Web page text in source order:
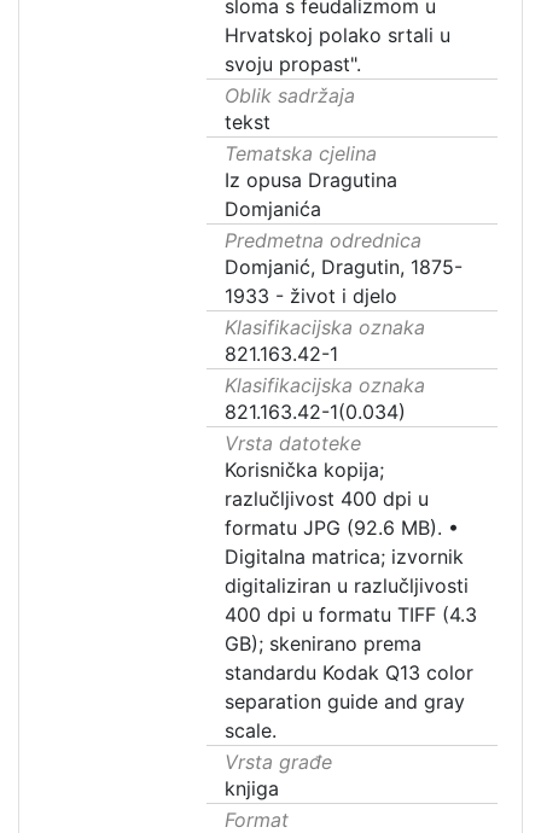
sloma s feudalizmom u
Hrvatskoj polako srtali u
svoju propast".
Oblik sadržaja
tekst
Tematska cjelina
Iz opusa Dragutina
Domjanića
Predmetna odrednica
Domjanić, Dragutin, 1875-
1933 - život i djelo
Klasifikacijska oznaka
821.163.42-1
Klasifikacijska oznaka
821.163.42-1(0.034)
Vrsta datoteke
Korisnička kopija;
razlučljivost 400 dpi u
formatu JPG (92.6 MB). •
Digitalna matrica; izvornik
digitaliziran u razlučljivosti
400 dpi u formatu TIFF (4.3
GB); skenirano prema
standardu Kodak Q13 color
separation guide and gray
scale.
Vrsta građe
knjiga
Format